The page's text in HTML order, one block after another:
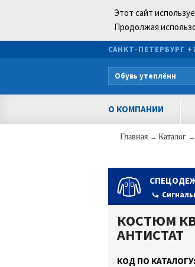
Этот сайт
Продолжая
САНКТ-ПЕТЕРБУРГ
О КОМПАНИИ
Главная → Каталог →
КОСТЮМ
АНТИСТАТ
КОД ПО КАТАЛОГУ: